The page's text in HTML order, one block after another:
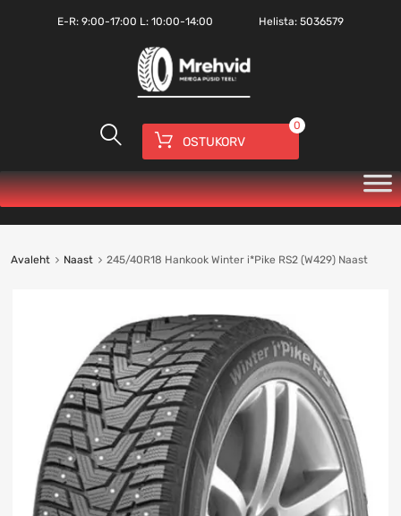
E-R: 9:00-17:00 L: 10:00-14:00 Helista:5036579
OSTUKORV
0
Avaleht Naast 245/40R18 Hankook Winter i*Pike RS2 (W429) Naast